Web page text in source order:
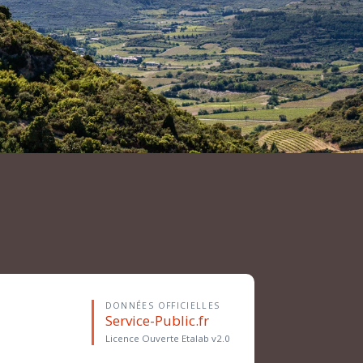
DONNÉES OFFICIELLES
Service-Public.fr
Licence Ouverte Etalab v2.0